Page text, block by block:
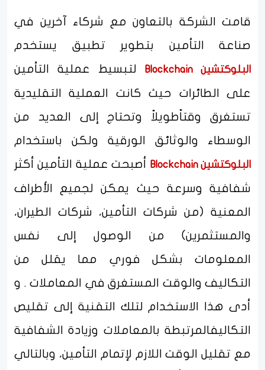
قامت الشركة بالتعاون مع شركاء آخرين في
صناعة التأمين بتطوير تطبيق يستخدم
البلوكتشين Blockchain
لتبسيط عملية التأمين
على الطائرات حيث كانت العملية التقليدية
تستغرق وقتاًطويلاً وتحتاج إلى العديد من
الوسطاء والوثائق الورقية ولكن باستخدام
البلوكتشين Blockchain
أصبحت عملية التأمين أكثر
شفافية وسرعة حيث يمكن لجميع الأطراف
المعنية (من شركات التأمين، شركات الطيران،
والمستثمرين) من الوصول إلى نفس
المعلومات بشكل فوري مما يقلل من
التكاليف والوقت المستغرق في المعاملات . و
أدى هذا الاستخدام لتلك التقنية إلى تقليص
التكاليفالمرتبطة بالمعاملات وزيادة الشفافية
مع تقليل الوقت اللازم لإتمام التأمين، وبالتالي